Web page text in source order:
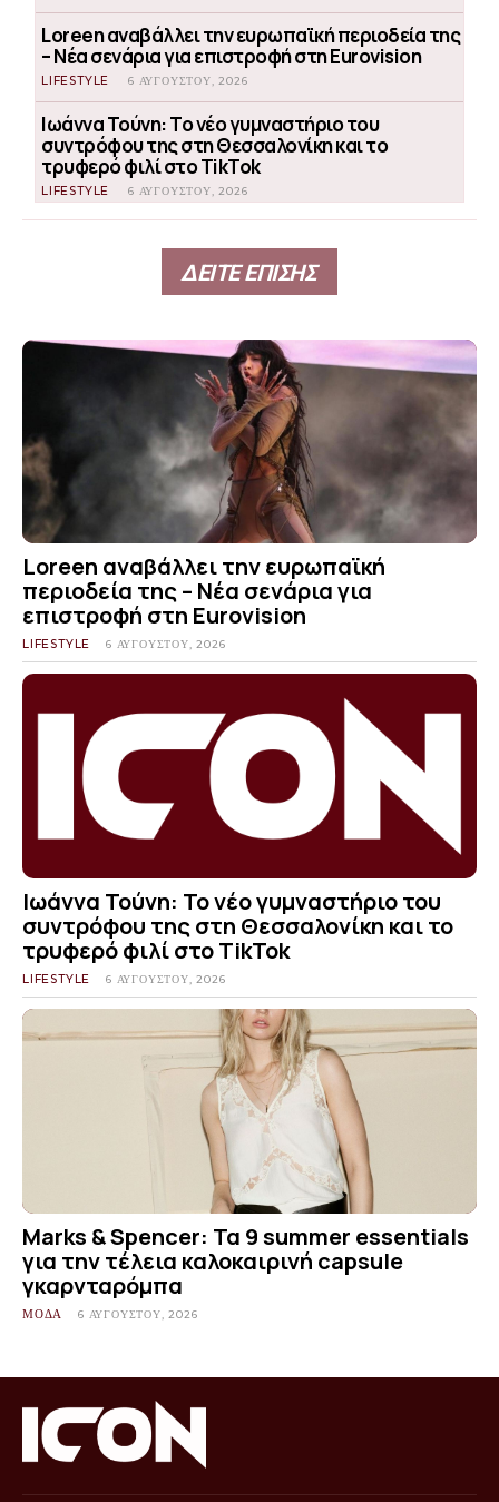
Loreen αναβάλλει την ευρωπαϊκή περιοδεία της
– Νέα σενάρια για επιστροφή στη Eurovision
LIFESTYLE 6 ΑΥΓΟΎΣΤΟΥ, 2026
Ιωάννα Τούνη: Το νέο γυμναστήριο του
συντρόφου της στη Θεσσαλονίκη και το
τρυφερό φιλί στο TikTok
LIFESTYLE 6 ΑΥΓΟΎΣΤΟΥ, 2026
ΔΕΙΤΕ ΕΠΙΣΗΣ
Loreen αναβάλλει την ευρωπαϊκή
περιοδεία της – Νέα σενάρια για
επιστροφή στη Eurovision
LIFESTYLE 6 ΑΥΓΟΎΣΤΟΥ, 2026
Ιωάννα Τούνη: Το νέο γυμναστήριο του
συντρόφου της στη Θεσσαλονίκη και το
τρυφερό φιλί στο TikTok
LIFESTYLE 6 ΑΥΓΟΎΣΤΟΥ, 2026
Marks & Spencer: Τα 9 summer essentials
για την τέλεια καλοκαιρινή capsule
γκαρνταρόμπα
ΜΟΔΑ 6 ΑΥΓΟΎΣΤΟΥ, 2026